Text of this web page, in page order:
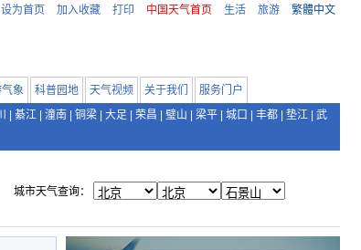
设为首页 加入收藏 打印 中国天气首页 生活 旅游 繁體中文
象 科普园地 天气视频 关于我们
服务门户
綦江 潼南 铜梁 大足 荣昌 璧山 梁平 城口 丰都 垫江
武
城市天气查询：